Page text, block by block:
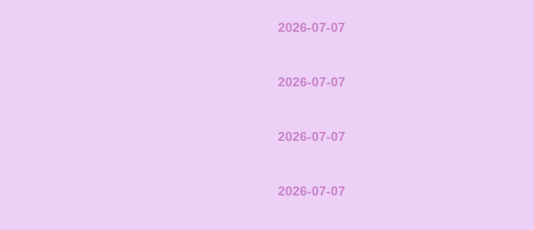
2026-07-07
2026-07-07
2026-07-07
2026-07-07